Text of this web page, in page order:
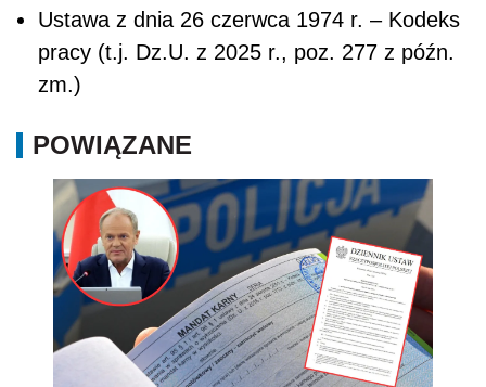
Ustawa z dnia 26 czerwca 1974 r. – Kodeks
pracy (t.j. Dz.U. z 2025 r., poz. 277 z późn.
zm.)
POWIĄZANE